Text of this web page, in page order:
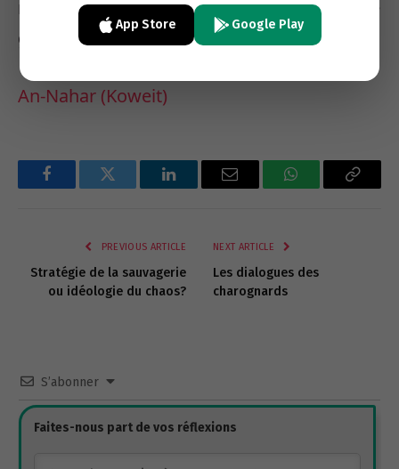
membres du Comité Olympique ainsi que le
gouvernement fédéral suisse.
An-Nahar (Koweit)
FacebookTwitter LinkedInEmail WhatsAppCopy
PREVIOUS ARTICLE
Stratégie de la sauvagerie
ou idéologie du chaos?
NEXT ARTICLE
Les dialogues des
charognards
S’abonner
App Store Google Play